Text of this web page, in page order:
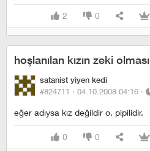
2 0
hoşlanılan kızın zeki olması
satanist yiyen kedi
#824711 · 04.10.2008 04:16 ·
eğer adıysa kız değildir o. pipilidir.
0 0